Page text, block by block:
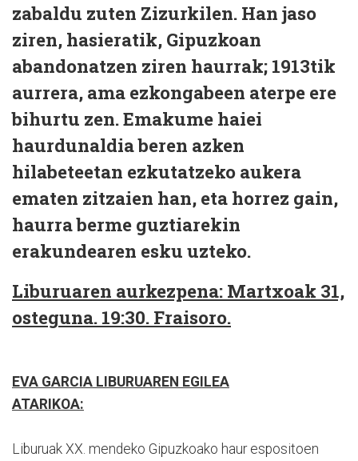
zabaldu zuten Zizurkilen. Han jaso
ziren, hasieratik, Gipuzkoan
abandonatzen ziren haurrak; 1913tik
aurrera, ama ezkongabeen aterpe ere
bihurtu zen. Emakume haiei
haurdunaldia beren azken
hilabeteetan ezkutatzeko aukera
ematen zitzaien han, eta horrez gain,
haurra berme guztiarekin
erakundearen esku uzteko.
Liburuaren aurkezpena: Martxoak 31,
osteguna. 19:30. Fraisoro.
EVA GARCIA LIBURUAREN EGILEA
ATARIKOA:
Liburuak XX. mendeko Gipuzkoako haur espositoen